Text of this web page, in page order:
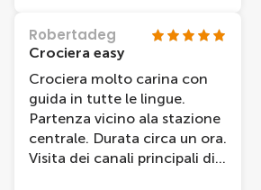
Robertadeg
Crociera easy
Crociera molto carina con
guida in tutte le lingue.
Partenza vicino ala stazione
centrale. Durata circa un ora.
Visita dei canali principali di